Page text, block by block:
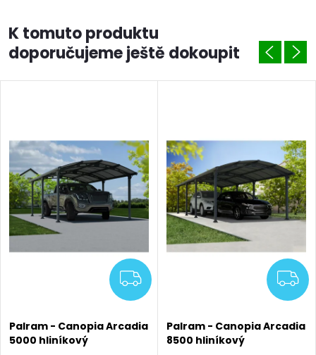
K tomuto produktu
doporučujeme ještě dokoupit
ZDARMA
Palram - Canopia Arcadia
5000 hliníkový
Palram - Canopia Arcadia
8500 hliníkový